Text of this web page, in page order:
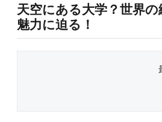
天空にある大学？世界
魅力に迫る！